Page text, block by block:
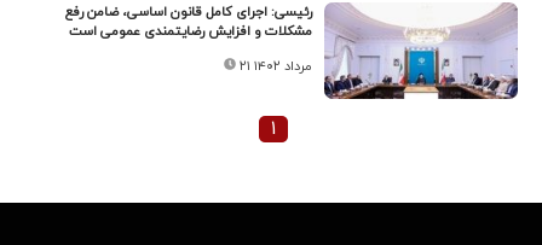
رئیسی: اجرای کامل قانون اساسی، ضامن رفع
مشکلات و افزایش رضایتمندی عمومی است
۲۱ مرداد ۱۴۰۲
۱